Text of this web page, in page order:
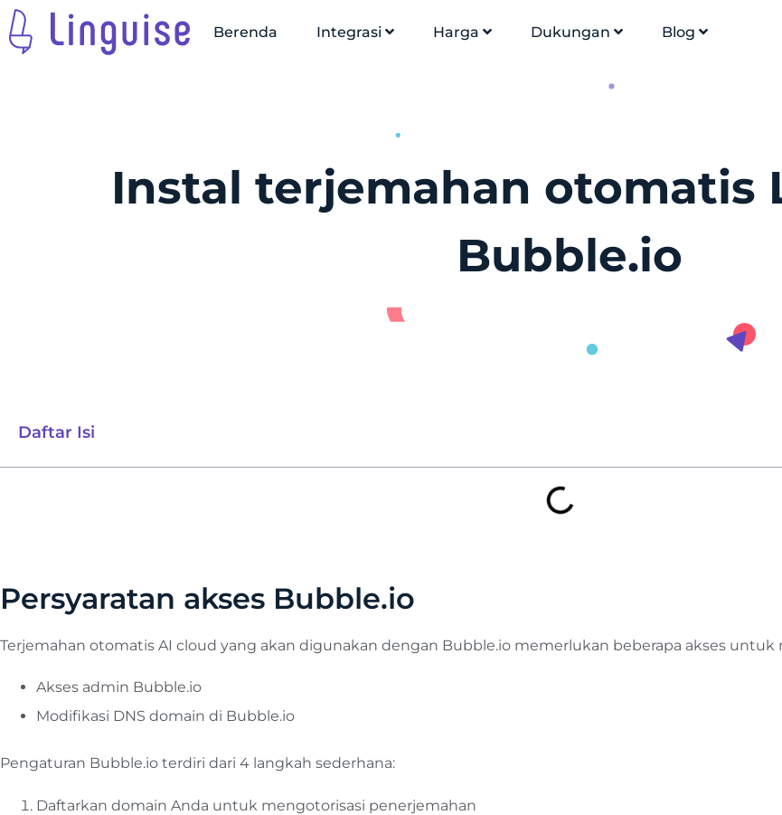
Berenda Integrasi Harga Dukungan Blog
Instal terjemahan otomatis
Bubble.io
Daftar Isi
Persyaratan akses Bubble.io
Terjemahan otomatis AI cloud yang akan digunakan dengan Bubble.io memerlukan beberapa akses untuk
Akses admin Bubble.io
Modifikasi DNS domain di Bubble.io
Pengaturan Bubble.io terdiri dari 4 langkah sederhana:
Daftarkan domain Anda untuk mengotorisasi penerjemahan